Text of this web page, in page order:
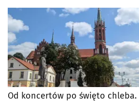
Od koncertów po święto chleba.